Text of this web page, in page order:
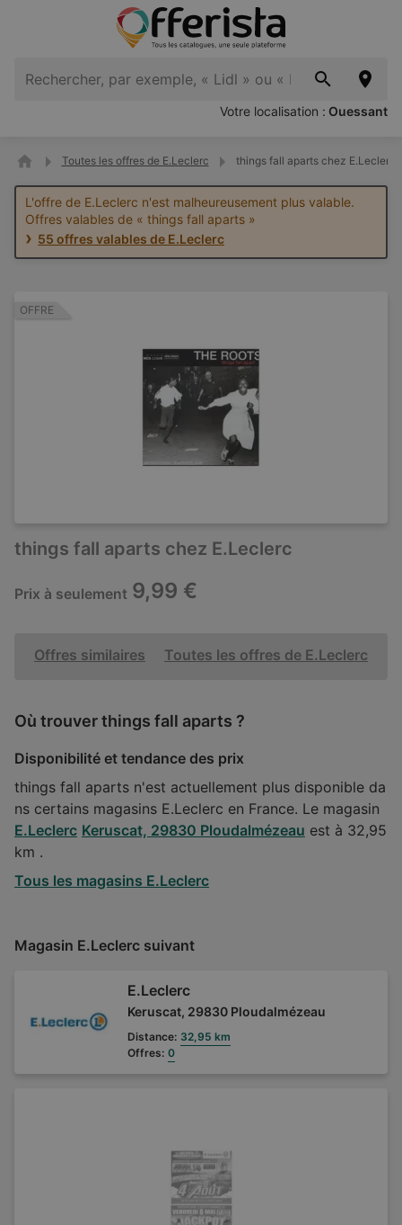
Votre localisation : Ouessant
Toutes les offres de E.Leclerc things fall aparts chez E.Leclerc
L'offre de E.Leclerc n'est malheureusement plus valable.
Offres valables de « things fall aparts »
55 offres valables de E.Leclerc
OFFRE
things fall aparts chez E.Leclerc
Prix à seulement 9,99 €
Offres similaires Toutes les offres de E.Leclerc
Où trouver things fall aparts ?
Disponibilité et tendance des prix
things fall aparts n'est actuellement plus disponible da
ns certains magasins E.Leclerc en France. Le magasin
E.Leclerc Keruscat, 29830 Ploudalmézeau est à 32,95
km .
Tous les magasins E.Leclerc
Magasin E.Leclerc suivant
E.Leclerc
Keruscat, 29830 Ploudalmézeau
Distance: 32,95 km
Offres: 0